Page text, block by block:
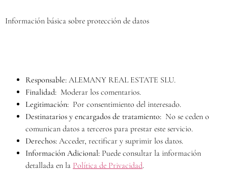
Información básica sobre protección de datos
Responsable: ALEMANY REAL ESTATE SLU.
Finalidad: Moderar los comentarios.
Legitimación: Por consentimiento del interesado.
Destinatarios y encargados de tratamiento: No se ceden o
comunican datos a terceros para prestar este servicio.
Derechos: Acceder, rectificar y suprimir los datos.
Información Adicional: Puede consultar la información
detallada en la Política de Privacidad.